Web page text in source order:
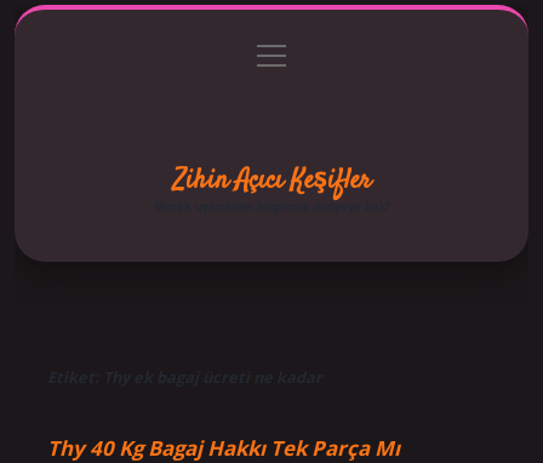
Gizlilik Politikası
menüyü
aç
Zihin Açıcı Keşifler
Merak uyandıran bilgilerle dünyaya bak!
Etiket: Thy ek bagaj ücreti ne kadar
Thy 40 Kg Bagaj Hakkı Tek Parça Mı